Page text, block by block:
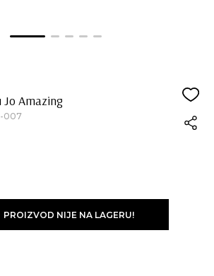
Amazing
007
PROIZVOD NIJE NA LAGERU!